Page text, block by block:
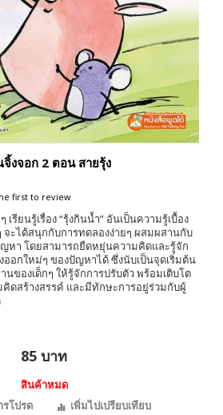
จอก 2 ตอน สายรุ้ง
first to review
เรียนรู้เรื่อง “รุ้งกินน้ำ” อันเป็นความรู้เบื้อง
จะได้สนุกกับการทดลองง่ายๆ ผสมผสานกับ
หา โดยสามารถยืดหยุ่นความคิดและรู้จัก
ออกใหม่ๆ ของปัญหาได้ ซึ่งนับเป็นจุดเริ่มต้น
ของเด็กๆ ให้รู้จักการปรับตัว พร้อมเติบโต
ดสร้างสรรค์ และมีทักษะการอยู่ร่วมกับผู้
85 บาท
สินค้าหมด
รโปรด
เพิ่มไปเปรียบเทียบ